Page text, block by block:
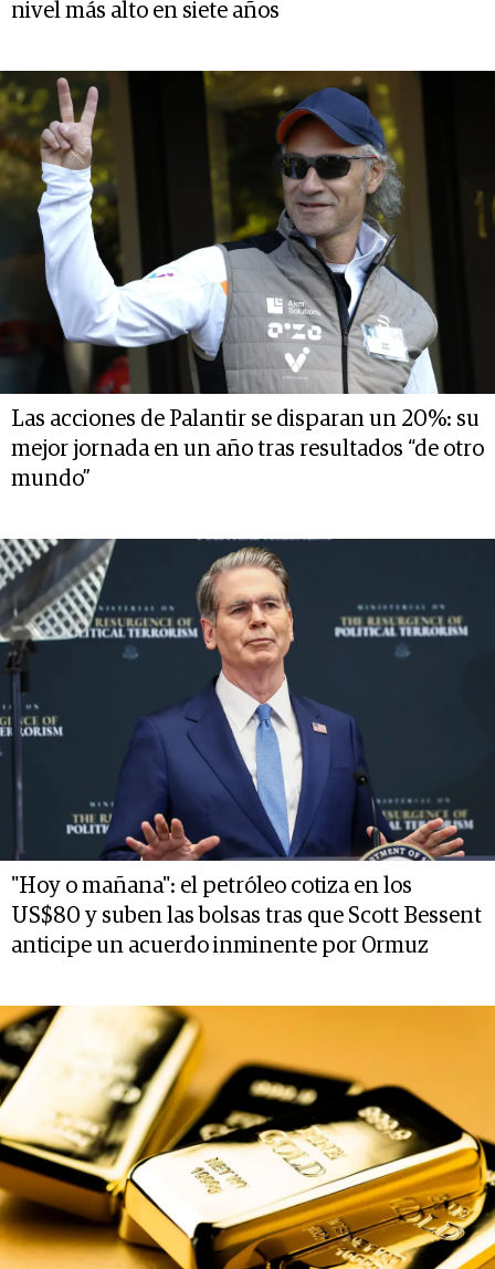
nivel más alto en siete años
Las acciones de Palantir se disparan un 20%: su
mejor jornada en un año tras resultados “de otro
mundo”
"Hoy o mañana": el petróleo cotiza en los
US$80 y suben las bolsas tras que Scott Bessent
anticipe un acuerdo inminente por Ormuz